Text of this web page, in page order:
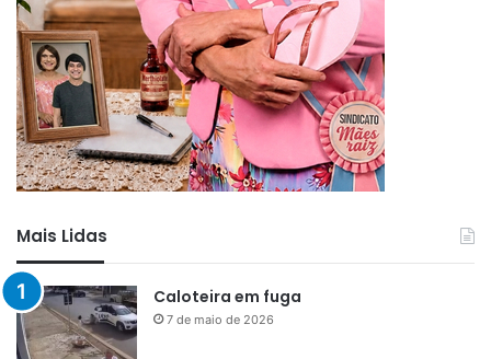
Mais Lidas
Caloteira em fuga
7 de maio de 2026